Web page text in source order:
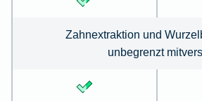
Zahnextraktion und
unbegrenzt